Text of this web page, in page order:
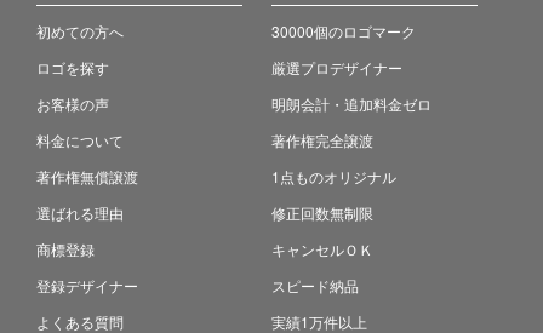
初めての方へ
ロゴを探す
お客様の声
料金について
著作権無償譲渡
選ばれる理由
商標登録
登録デザイナー
よくある質問
30000個のロゴマーク
厳選プロデザイナー
明朗会計・追加料金ゼロ
著作権完全譲渡
1点ものオリジナル
修正回数無制限
キャンセルＯＫ
スピード納品
実績1万件以上